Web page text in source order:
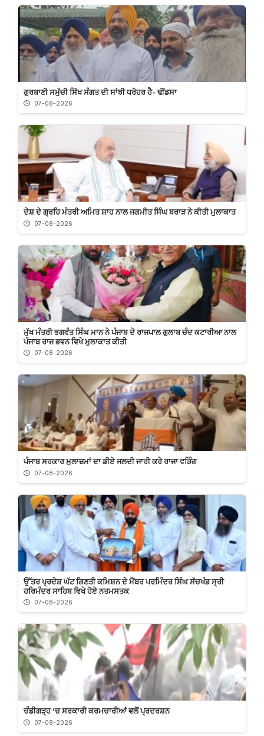
ਗੁਰਬਾਣੀ ਸਮੁੱਚੀ ਸਿੱਖ ਸੰਗਤ ਦੀ ਸਾਂਝੀ ਧਰੋਹਰ ਹੈ- ਢੀਂਡਸਾ
07-08-2026
ਦੇਸ਼ ਦੇ ਗ੍ਰਹਿ ਮੰਤਰੀ ਅਮਿਤ ਸ਼ਾਹ ਨਾਲ ਜਗਮੀਤ ਸਿੰਘ ਬਰਾੜ ਨੇ ਕੀਤੀ ਮੁਲਾਕਾਤ
07-08-2026
ਮੁੱਖ ਮੰਤਰੀ ਭਗਵੰਤ ਸਿੰਘ ਮਾਨ ਨੇ ਪੰਜਾਬ ਦੇ ਰਾਜਪਾਲ ਗੁਲਾਬ ਚੰਦ ਕਟਾਰੀਆ ਨਾਲ
ਪੰਜਾਬ ਰਾਜ ਭਵਨ ਵਿਖੇ ਮੁਲਾਕਾਤ ਕੀਤੀ
07-08-2026
ਪੰਜਾਬ ਸਰਕਾਰ ਮੁਲਾਜ਼ਮਾਂ ਦਾ ਡੀਏ ਜਲਦੀ ਜਾਰੀ ਕਰੇ ਰਾਜਾ ਵੜਿੰਗ
07-08-2026
ਉੱਤਰ ਪ੍ਰਦੇਸ਼ ਘੱਟ ਗਿਣਤੀ ਕਮਿਸ਼ਨ ਦੇ ਮੈਂਬਰ ਪਰਮਿੰਦਰ ਸਿੰਘ ਸੱਚਖੰਡ ਸ੍ਰੀ
ਹਰਿਮੰਦਰ ਸਾਹਿਬ ਵਿਖੇ ਹੋਏ ਨਤਮਸਤਕ
07-08-2026
ਚੰਡੀਗੜ੍ਹ ’ਚ ਸਰਕਾਰੀ ਕਰਮਚਾਰੀਆਂ ਵਲੋਂ ਪ੍ਰਦਰਸ਼ਨ
07-08-2026